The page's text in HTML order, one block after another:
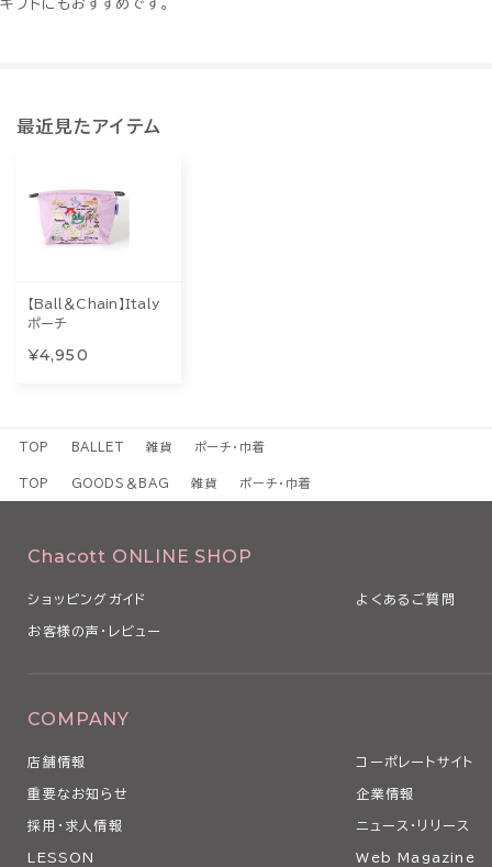
ギフトにもおすすめです。
最近見たアイテム
【Ball＆Chain】Italy
ポーチ
¥4,950
TOP BALLET 雑貨 ポーチ・巾着
TOP GOODS＆BAG 雑貨 ポーチ・巾着
Chacott ONLINE SHOP
ショッピングガイド よくあるご質問
お客様の声・レビュー
COMPANY
店舗情報 コーポレートサイト
重要なお知らせ 企業情報
採用・求人情報 ニュース・リリース
LESSON Web Magazine